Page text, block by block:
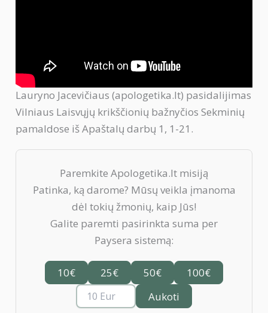
Lauryno Jacevičiaus (apologetika.lt) pasidalijimas
Vilniaus Laisvųjų krikščionių bažnyčios Sekminių
pamaldose iš Apaštalų darbų 1, 1-21.
Paremkite Apologetika.lt misiją
Patinka, ką darome? Mūsų veikla įmanoma
dėl tokių žmonių, kaip Jūs!
Galite paremti pasirinkta suma per
Paysera sistemą:
10€ 25€ 50€
100€
Aukoti